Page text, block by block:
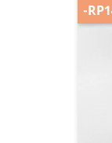
-